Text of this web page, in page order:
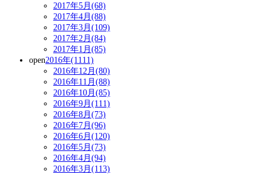
2017年5月(68)
2017年4月(88)
2017年3月(109)
2017年2月(84)
2017年1月(85)
open2016年(1111)
2016年12月(80)
2016年11月(88)
2016年10月(85)
2016年9月(111)
2016年8月(73)
2016年7月(96)
2016年6月(120)
2016年5月(73)
2016年4月(94)
2016年3月(113)